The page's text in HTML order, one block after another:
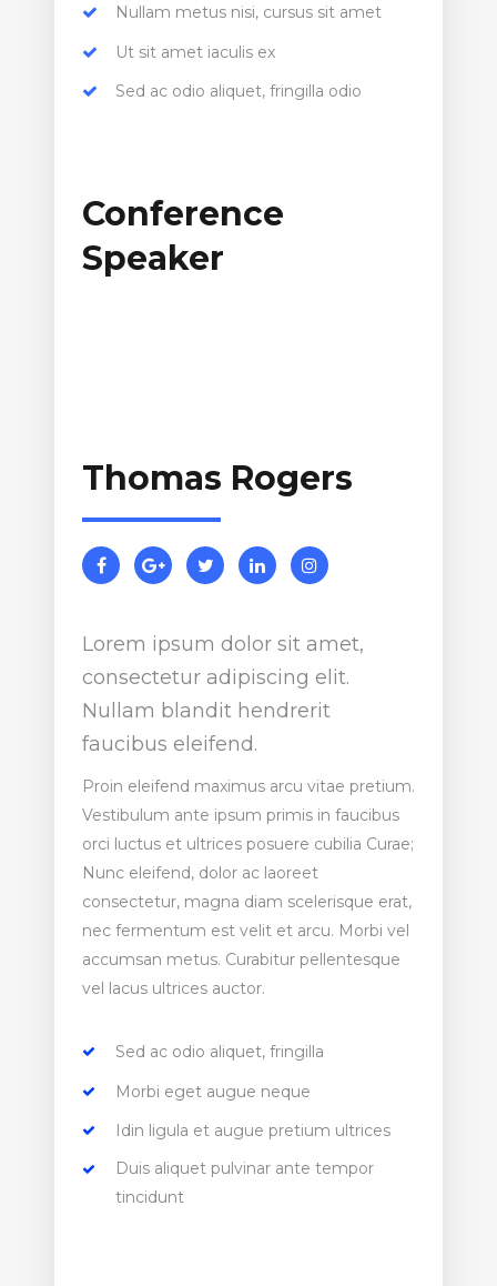
Nullam metus nisi, cursus sit amet
Ut sit amet iaculis ex
Sed ac odio aliquet, fringilla odio
Conference
Speaker
Thomas Rogers
Lorem ipsum dolor sit amet,
consectetur adipiscing elit.
Nullam blandit hendrerit
faucibus eleifend.
Proin eleifend maximus arcu vitae pretium.
Vestibulum ante ipsum primis in faucibus
orci luctus et ultrices posuere cubilia Curae;
Nunc eleifend, dolor ac laoreet
consectetur, magna diam scelerisque erat,
nec fermentum est velit et arcu. Morbi vel
accumsan metus. Curabitur pellentesque
vel lacus ultrices auctor.
Sed ac odio aliquet, fringilla
Morbi eget augue neque
Idin ligula et augue pretium ultrices
Duis aliquet pulvinar ante tempor
tincidunt